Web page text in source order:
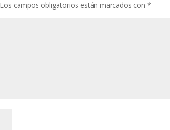
Los campos obligatorios están marcados con*